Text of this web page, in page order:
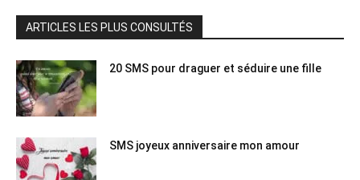
ARTICLES LES PLUS CONSULTÉS
20 SMS pour draguer et séduire une fille
SMS joyeux anniversaire mon amour